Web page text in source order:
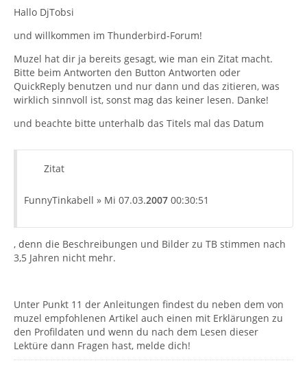
Hallo DjTobsi
und willkommen im Thunderbird-Forum!
Muzel hat dir ja bereits gesagt, wie man ein Zitat macht.
Bitte beim Antworten den Button Antworten oder
QuickReply benutzen und nur dann und das zitieren, was
wirklich sinnvoll ist, sonst mag das keiner lesen. Danke!
und beachte bitte unterhalb das Titels mal das Datum
Zitat
FunnyTinkabell » Mi 07.03.2007 00:30:51
, denn die Beschreibungen und Bilder zu TB stimmen nach
3,5 Jahren nicht mehr.
Unter Punkt 11 der Anleitungen findest du neben dem von
muzel empfohlenen Artikel auch einen mit Erklärungen zu
den Profildaten und wenn du nach dem Lesen dieser
Lektüre dann Fragen hast, melde dich!